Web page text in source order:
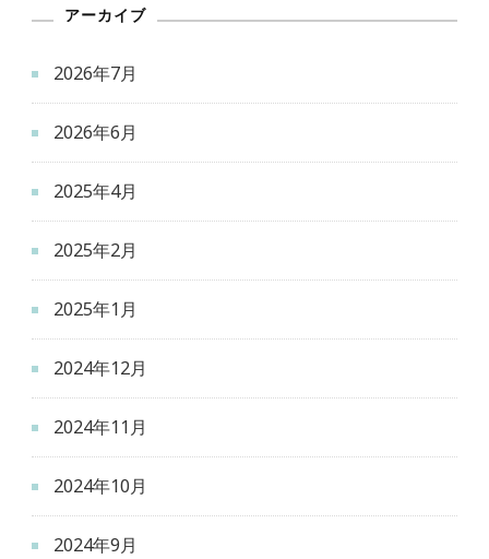
アーカイブ
2026年7月
2026年6月
2025年4月
2025年2月
2025年1月
2024年12月
2024年11月
2024年10月
2024年9月